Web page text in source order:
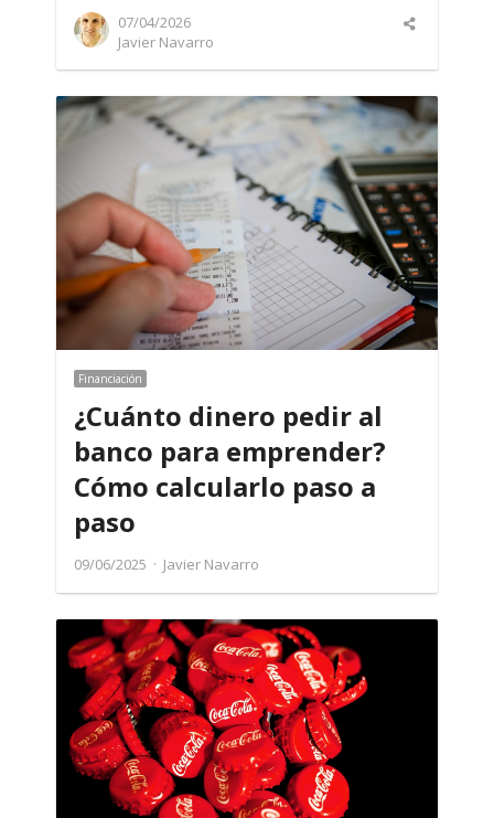
07/04/2026
Author
Javier Navarro
Share
post
Financiación
¿Cuánto dinero pedir al
banco para emprender?
Cómo calcularlo paso a
paso
09/06/2025 Author
Javier Navarro